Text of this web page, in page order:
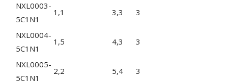
NXL0003-
5C1N1
1,1 3,3 3
NXL0004-
5C1N1
1,5 4,3 3
NXL0005-
5C1N1
2,2 5,4 3